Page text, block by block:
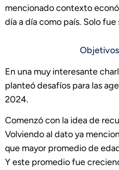
mencionado contexto
día a día como país. Solo
En una muy interesante
planteó desafíos para las
2024.
Comenzó con la idea de
Volviendo al dato ya
que mayor promedio de
Y este promedio fue